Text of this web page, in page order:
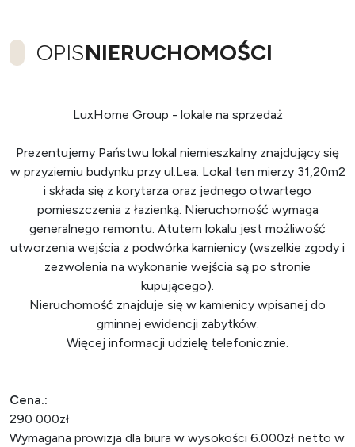
OPISNIERUCHOMOŚCI
LuxHome Group - lokale na sprzedaż
Prezentujemy Państwu lokal niemieszkalny znajdujący się
w przyziemiu budynku przy ul.Lea. Lokal ten mierzy 31,20m2
i składa się z korytarza oraz jednego otwartego
pomieszczenia z łazienką. Nieruchomość wymaga
generalnego remontu. Atutem lokalu jest możliwość
utworzenia wejścia z podwórka kamienicy (wszelkie zgody i
zezwolenia na wykonanie wejścia są po stronie
kupującego).
Nieruchomość znajduje się w kamienicy wpisanej do
gminnej ewidencji zabytków.
Więcej informacji udzielę telefonicznie.
Cena.:
290 000zł
Wymagana prowizja dla biura w wysokości 6.000zł netto w